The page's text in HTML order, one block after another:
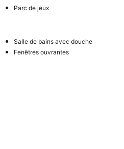
Parc de jeux
Salle de bains avec douche
Fenêtres ouvrantes